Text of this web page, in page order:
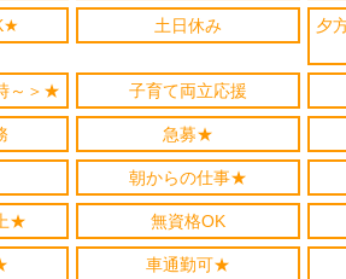
土日休み 夕
～＞★ 子育て両立応援
急募★
朝からの仕事★
★ 無資格OK
車通勤可★